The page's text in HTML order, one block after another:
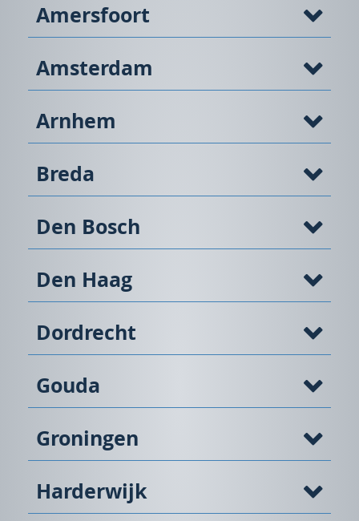
Amersfoort
Amsterdam
Arnhem
Breda
Den Bosch
Den Haag
Dordrecht
Gouda
Groningen
Harderwijk